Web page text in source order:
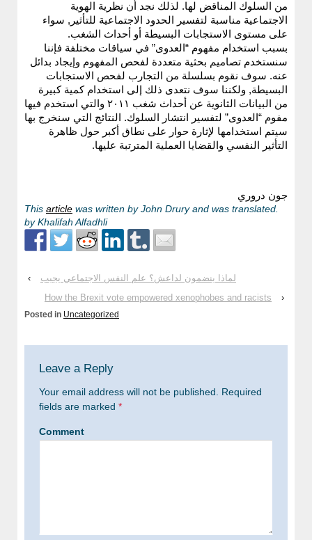
من السلوك المناقض لها. لذلك نجد أن نظرية الهوية
الاجتماعية مناسبة لتفسير الحدود الاجتماعية للتأثير, سواء
على مستوى الاستجابات البسيطة أو أحداث الشغب.
بسبب استخدام مفهوم “العدوى” في سياقات مختلفة فإننا
سنستخدم تصاميم بحثية متعددة لفحص المفهوم وإيجاد بدائل
عنه. سوف نقوم بسلسلة من التجارب لفحص الاستجابات
البسيطة, ولكننا سوف نتعدى ذلك إلى استخدام كمية كبيرة
من البيانات الثانوية عن أحداث شغب ٢٠١١ والتي استخدم فيها
مفوم “العدوى” لتفسير انتشار السلوك. النتائج التي سنخرج بها
سيتم استخدامها لإثارة حوار على نطاق أكبر حول ظاهرة
التأثير النفسي والقضايا العملية المترتبة عليها.
جون دروري
article was written by John Drury and was translated
by Khalifah Alfadhli
‹
لماذا ينضمون لداعش؟ علم النفس الاجتماعي يجيب
How the Brexit vote empowered xenophobes and racists
›
Posted in Uncategorized
Leave a Reply
Your email address will not be published.
Required
fields are marked *
Comment